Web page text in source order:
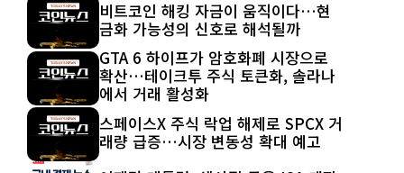
비트코인 해킹 자금이 움직이다…현
금화 가능성의 신호로 해석될까
GTA 6 하이프가 암호화폐 시장으로
확산…테이크투 주식 토큰화, 솔라나
에서 거래 활성화
스페이스X 주식 락업 해제로 SPCX 거
래량 급증…시장 변동성 확대 예고